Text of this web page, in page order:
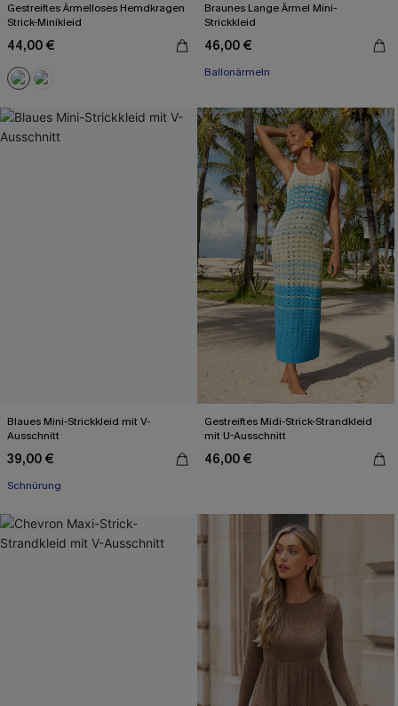
Gestreiftes Ärmelloses Hemdkragen
Strick-Minikleid
44,00 €
Braunes Lange Ärmel Mini-
Strickkleid
46,00 €
Ballonärmeln
Blaues Mini-Strickkleid mit V-
Ausschnitt
39,00 €
Schnürung
Gestreiftes Midi-Strick-Strandkleid
mit U-Ausschnitt
46,00 €